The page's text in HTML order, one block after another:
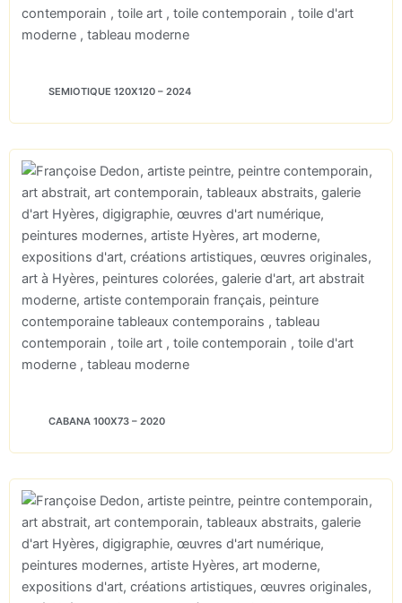
SEMIOTIQUE 120X120 – 2024
CABANA 100X73 – 2020